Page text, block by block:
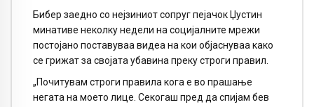
Бибер заедно со нејзиниот сопруг пејачок Џустин
минативе неколку недели на социјалните мрежи
постојано поставуваа видеа на кои објаснуваа како
се грижат за својата убавина преку строги правил.
„Почитувам строги правила кога е во прашање
негата на моето лице. Секогаш пред да спијам бев